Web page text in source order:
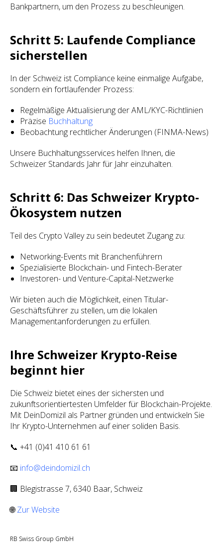
Bankpartnern, um den Prozess zu beschleunigen.
Schritt 5: Laufende Compliance
sicherstellen
In der Schweiz ist Compliance keine einmalige Aufgabe,
sondern ein fortlaufender Prozess:
Regelmäßige Aktualisierung der AML/KYC-Richtlinien
Präzise Buchhaltung
Beobachtung rechtlicher Änderungen (FINMA-News)
Unsere Buchhaltungsservices helfen Ihnen, die
Schweizer Standards Jahr für Jahr einzuhalten.
Schritt 6: Das Schweizer Krypto-
Ökosystem nutzen
Teil des Crypto Valley zu sein bedeutet Zugang zu:
Networking-Events mit Branchenführern
Spezialisierte Blockchain- und Fintech-Berater
Investoren- und Venture-Capital-Netzwerke
Wir bieten auch die Möglichkeit, einen Titular-
Geschäftsführer zu stellen, um die lokalen
Managementanforderungen zu erfüllen.
Ihre Schweizer Krypto-Reise
beginnt hier
Die Schweiz bietet eines der sichersten und
zukunftsorientiertesten Umfelder für Blockchain-Projekte.
Mit DeinDomizil als Partner gründen und entwickeln Sie
Ihr Krypto-Unternehmen auf einer soliden Basis.
📞 +41 (0)41 410 61 61
📧 info@deindomizil.ch
🏢 Blegistrasse 7, 6340 Baar, Schweiz
🌐Zur Website
RB Swiss Group GmbH